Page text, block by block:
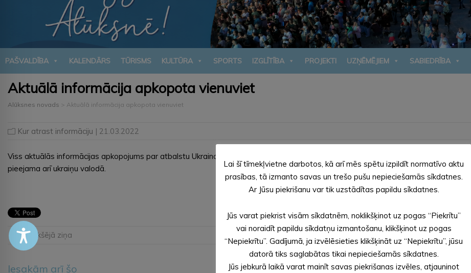
PAŠVALDĪBA KALENDĀRS TŪRISMS KULTŪRA SPORTS IZGLĪTĪBA PROJEKTI UZŅĒMĒJIEM SABIEDRĪBA
Aktuālā informācija apkopota vienuviet
Alūksnes novads > Aktuālā informācija apkopota vienuviet
Kur atrast informāciju | 21.03.2022
Viss aktuālās informācijas apkopojums par atbalstu Ukrainas civiliedzīvotājiem, kas karadarbības dēļ ieradušies Latvijā ->
pieejama arī ukraiņu valodā.
← Iepriekšējā ziņa
Iesakām arī šo
Lai šī tīmekļvietne darbotos, kā arī mēs spētu izpildīt normatīvo aktu
prasības, tā izmanto savas un trešo pušu nepieciešamās sīkdatnes.
Ar Jūsu piekrišanu var tik uzstādītas papildu sīkdatnes.
Jūs varat piekrist visām sīkdatnēm, noklikšķinot uz pogas “Piekrītu”
vai noraidīt papildu sīkdatņu izmantošanu, klikšķinot uz pogas
“Nepiekrītu”. Gadījumā, ja izvēlēsieties klikšķināt uz “Nepiekrītu”, jūsu
datorā tiks saglabātas tikai nepieciešamās sīkdatnes.
Jūs jebkurā laikā varat mainīt savas piekrišanas izvēles, atjauninot